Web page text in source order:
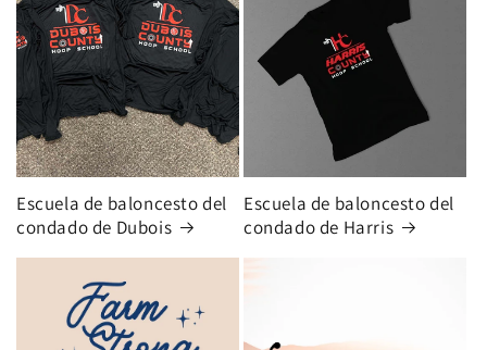
Escuela de baloncesto del
condado de Dubois
Escuela de baloncesto del
condado de Harris